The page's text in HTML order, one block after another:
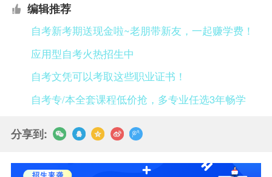
编辑推荐
自考新考期送现金啦~老朋带新友，一起赚学费！
应用型自考火热招生中
自考文凭可以考取这些职业证书！
自考专/本全套课程低价抢，多专业任选3年畅学
分享到: